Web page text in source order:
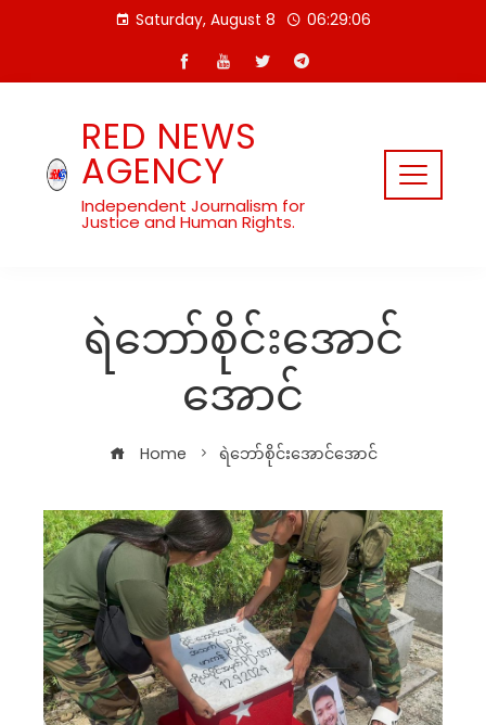
Saturday, August 8 06:29:06
RED NEWS
AGENCY
Independent Journalism for
Justice and Human Rights.
ရဲဘော်စိုင်းအောင်
အောင်
Home ရဲဘော်စိုင်းအောင်အောင်